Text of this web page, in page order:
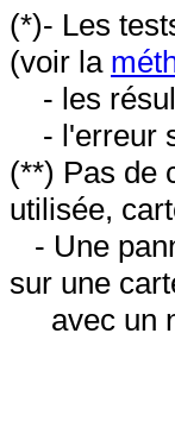
(*)- Les
(voir la
- les
- l'erreur
(**) Pas de
utilisée,
- Une
sur une
avec un